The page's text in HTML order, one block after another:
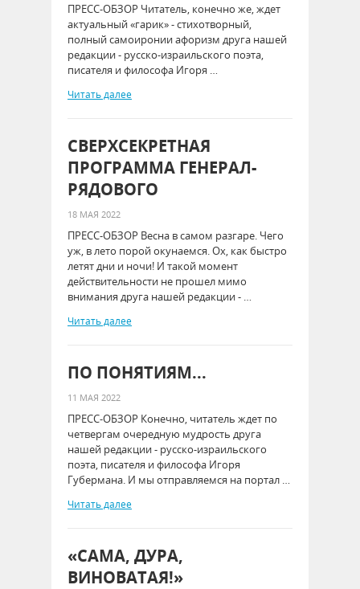
ПРЕСС-ОБЗОР Читатель, конечно же, ждет
актуальный «гарик» - стихотворный,
полный самоиронии афоризм друга нашей
редакции - русско-израильского поэта,
писателя и философа Игоря …
Читать далее
СВЕРХСЕКРЕТНАЯ
ПРОГРАММА ГЕНЕРАЛ-
РЯДОВОГО
18 МАЯ 2022
ПРЕСС-ОБЗОР Весна в самом разгаре. Чего
уж, в лето порой окунаемся. Ох, как быстро
летят дни и ночи! И такой момент
действительности не прошел мимо
внимания друга нашей редакции - …
Читать далее
ПО ПОНЯТИЯМ...
11 МАЯ 2022
ПРЕСС-ОБЗОР Конечно, читатель ждет по
четвергам очередную мудрость друга
нашей редакции - русско-израильского
поэта, писателя и философа Игоря
Губермана. И мы отправляемся на портал …
Читать далее
«САМА, ДУРА,
ВИНОВАТАЯ!»